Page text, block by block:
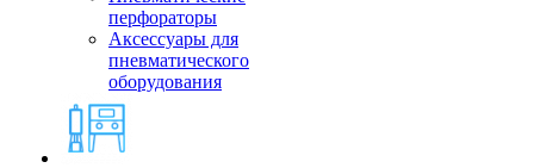
перфораторы
Аксессуары для
пневматического
оборудования